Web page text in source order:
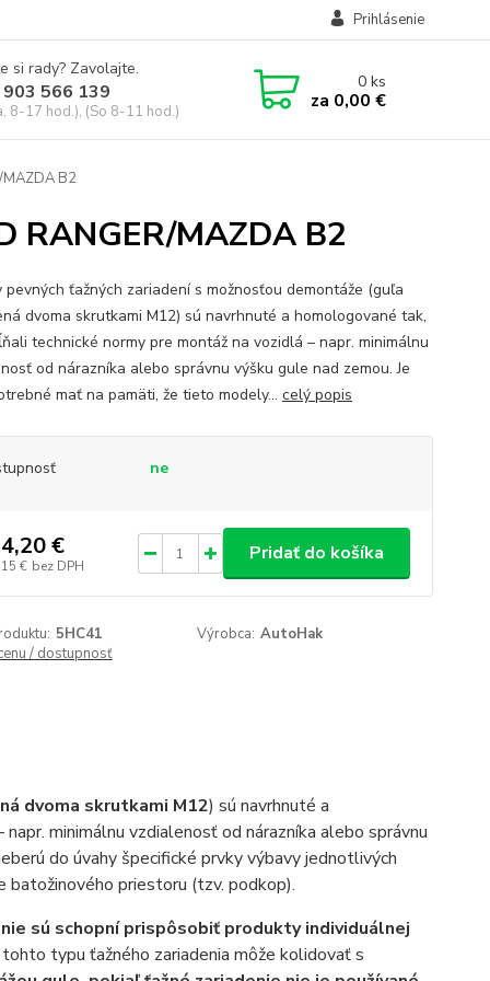
Prihlásenie
si rady? Zavolajte.
566 139
8-17 hod.), (So 8-11 hod.)
0ks
za 0,00 €
MAZDA B2
RANGER/MAZDA B2
pevných ťažných zariadení s možnosťou demontáže (guľa
dvoma skrutkami M12) sú navrhnuté a homologované tak,
technické normy pre montáž na vozidlá – napr. minimálnu
od nárazníka alebo správnu výšku gule nad zemou. Je
mať na pamäti, že tieto modely... celý popis
ne
€
€ bez DPH
Pridať do košíka
5HC41 Výrobca: AutoHak
/ dostupnosť
dvoma skrutkami M12) sú navrhnuté a
minimálnu vzdialenosť od nárazníka alebo správnu
do úvahy špecifické prvky výbavy jednotlivých
batožinového priestoru (tzv. podkop).
nie sú schopní prispôsobiť produkty individuálnej
typu ťažného zariadenia môže kolidovať s